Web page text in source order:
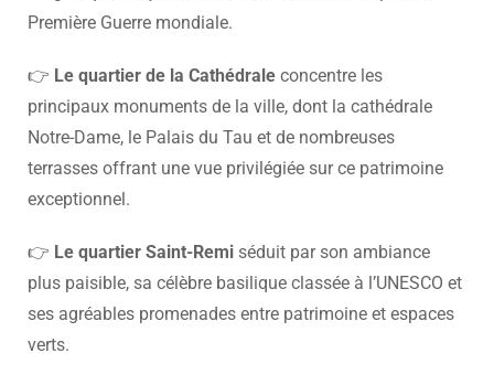
Première Guerre mondiale.
👉 Le quartier de la Cathédrale concentre les
principaux monuments de la ville, dont la cathédrale
Notre-Dame, le Palais du Tau et de nombreuses
terrasses offrant une vue privilégiée sur ce patrimoine
exceptionnel.
👉 Le quartier Saint-Remi séduit par son ambiance
plus paisible, sa célèbre basilique classée à l’UNESCO et
ses agréables promenades entre patrimoine et espaces
verts.